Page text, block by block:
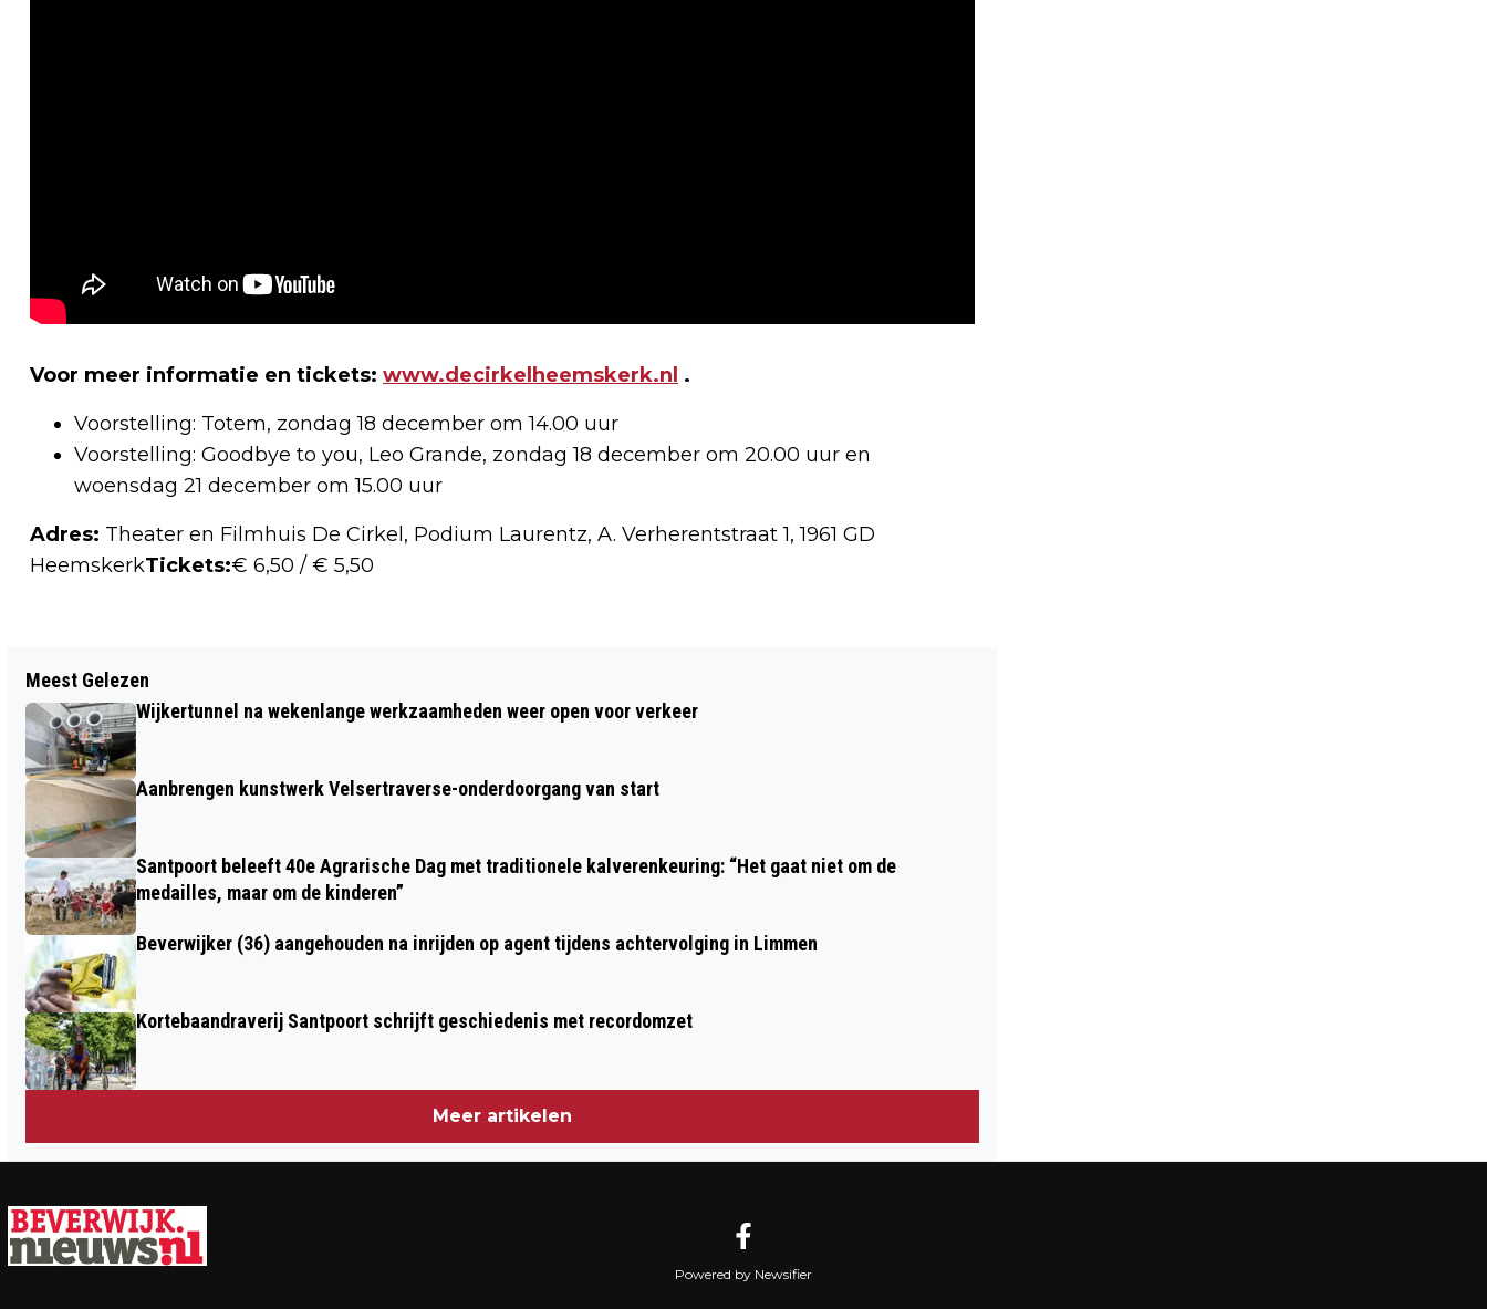
Voor meer informatie en tickets: www.decirkelheemskerk.nl .
Voorstelling: Totem, zondag 18 december om 14.00 uur
Voorstelling: Goodbye to you, Leo Grande, zondag 18 december om 20.00 uur en
woensdag 21 december om 15.00 uur
Adres: Theater en Filmhuis De Cirkel, Podium Laurentz, A. Verherentstraat 1, 1961 GD
HeemskerkTickets:€ 6,50 / € 5,50
WINTERWONDERLAND KEERT TERUG IN
DE BROEKPOLDER!
Meest Gelezen
Wijkertunnel na wekenlange werkzaamheden weer open voor verkeer
Aanbrengen kunstwerk Velsertraverse-onderdoorgang van start
Santpoort beleeft 40e Agrarische Dag met traditionele kalverenkeuring: “Het gaat niet om de
medailles, maar om de kinderen”
Beverwijker (36) aangehouden na inrijden op agent tijdens achtervolging in Limmen
Kortebaandraverij Santpoort schrijft geschiedenis met recordomzet
Meer artikelen
Powered by Newsifier